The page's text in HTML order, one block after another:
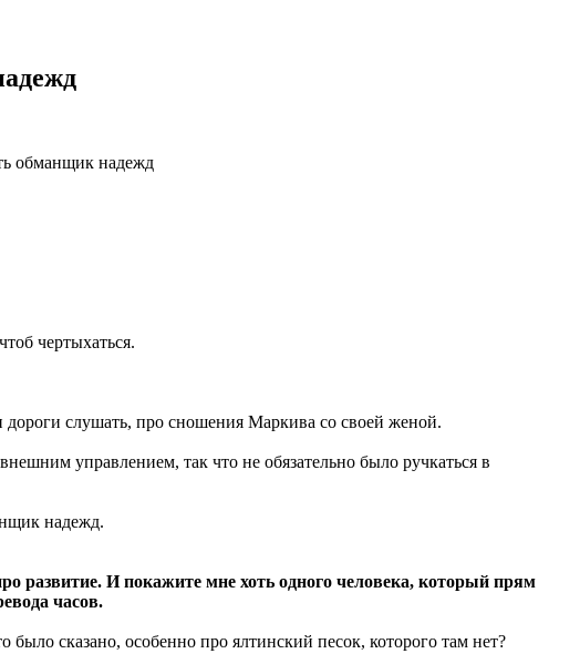
чертыхаться.
слушать, про сношения Маркива со своей женой.
управлением, так что не обязательно было ручкаться в
надежд.
развитие. И покажите мне хоть одного человека, который прям
часов.
сказано, особенно про ялтинский песок, которого там нет?